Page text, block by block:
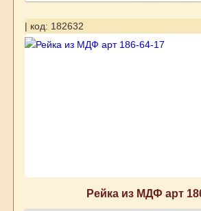
| код: 182632
Рейка из МДФ арт